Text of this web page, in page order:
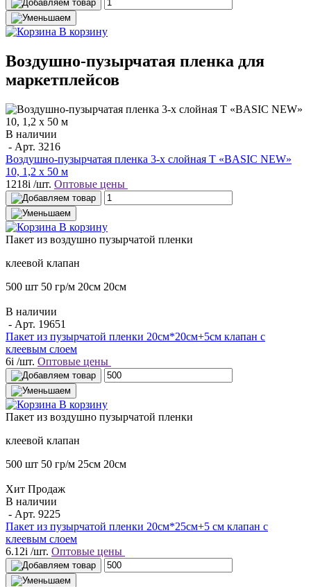
В корзину
Воздушно-пузырчатая пленка для
маркетплейсов
В наличии
- Арт. 3216
Воздушно-пузырчатая пленка 3-х слойная T «BASIC NEW»
10, 1,2 х 50 м
1218i /шт. Оптовые цены
В корзину
Пакет из воздушно пузырчатой пленки
клеевой клапан
500 шт 50 гр/м 20см 20см
В наличии
- Арт. 19651
Пакет из пузырчатой пленки 20см*20см+5см клапан с
клеевым слоем
6i /шт. Оптовые цены
В корзину
Пакет из воздушно пузырчатой пленки
клеевой клапан
500 шт 50 гр/м 25см 20см
Хит Продаж
В наличии
- Арт. 9225
Пакет из пузырчатой пленки 20см*25см+5 см клапан с
клеевым слоем
6.12i /шт. Оптовые цены